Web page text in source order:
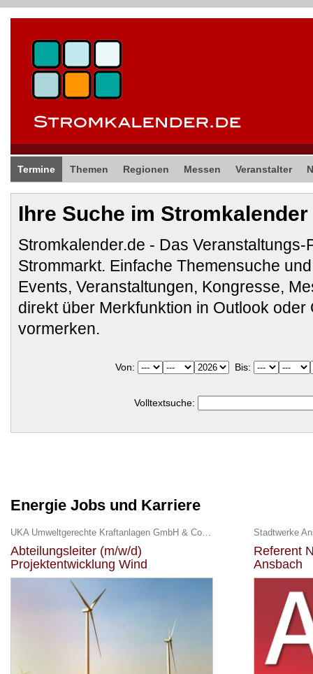
Termine Themen Regionen Messen Veranstalter
Ihre Suche im Stromkalender
Stromkalender.de - Das Veranstaltungs-
Strommarkt. Einfache Themensuche
Events, Veranstaltungen, Kongresse,
direkt über Merkfunktion in Outlook oder
vormerken.
Von: Bis:
Volltextsuche:
Energie Jobs und Karriere
UKA Umweltgerechte Kraftanlagen GmbH & Co. KG
Abteilungsleiter (m/w/d)
Projektentwicklung Wind
Stadtwerke
Referent
Ansbach